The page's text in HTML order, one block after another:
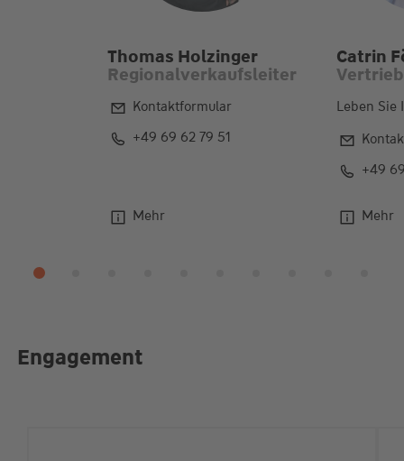
Thomas Holzinger
Regionalverkaufsleiter
Kontaktformular
+49 69 62 79 51
Mehr
Catrin
Leben Sie
+49
Mehr
Engagement